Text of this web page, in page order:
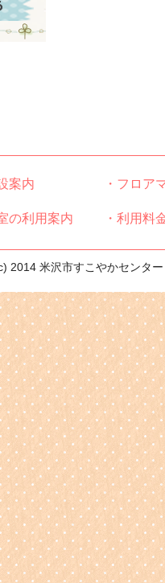
案内
の利用案内
・フロア
・利用料
2014 米沢市すこやかセンタ